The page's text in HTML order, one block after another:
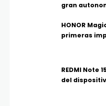
gran
HONOR
primeras
REDMI Note
del